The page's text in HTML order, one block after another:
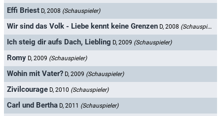
Effi Briest D, 2008 (Schauspieler)
Wir sind das Volk - Liebe kennt keine Grenzen D, 2008 (Schauspieler)
Ich steig dir aufs Dach, Liebling D, 2009 (Schauspieler)
Romy D, 2009 (Schauspieler)
Wohin mit Vater? D, 2009 (Schauspieler)
Zivilcourage D, 2010 (Schauspieler)
Carl und Bertha D, 2011 (Schauspieler)